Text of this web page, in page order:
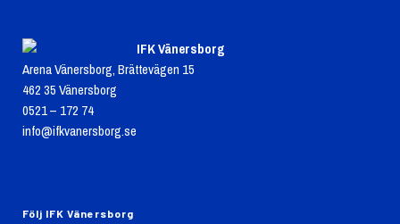
IFK Vänersborg
Arena Vänersborg, Brättevägen 15
462 35 Vänersborg
0521 – 172 74
info@ifkvanersborg.se
Följ IFK Vänersborg